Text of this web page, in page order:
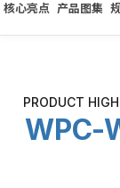
核心亮点 产品图集
PRODUCT
WPC-